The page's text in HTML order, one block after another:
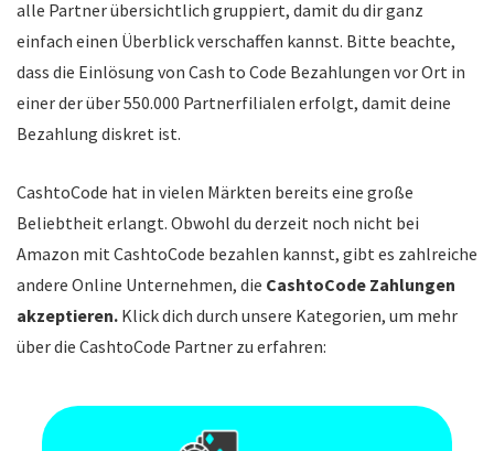
alle Partner übersichtlich gruppiert, damit du dir ganz
einfach einen Überblick verschaffen kannst. Bitte beachte,
dass die Einlösung von Cash to Code Bezahlungen vor Ort in
einer der über 550.000 Partnerfilialen erfolgt, damit deine
Bezahlung diskret ist.
CashtoCode hat in vielen Märkten bereits eine große
Beliebtheit erlangt. Obwohl du derzeit noch nicht bei
Amazon mit CashtoCode bezahlen kannst, gibt es zahlreiche
andere Online Unternehmen, die CashtoCode Zahlungen
akzeptieren. Klick dich durch unsere Kategorien, um mehr
über die CashtoCode Partner zu erfahren: